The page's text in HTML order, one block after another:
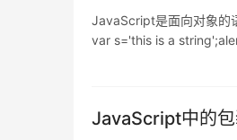
JavaScript是面向对象的
var s='this is a
JavaScript中的